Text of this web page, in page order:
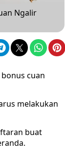
Ngalir
cuan
melakukan
buat